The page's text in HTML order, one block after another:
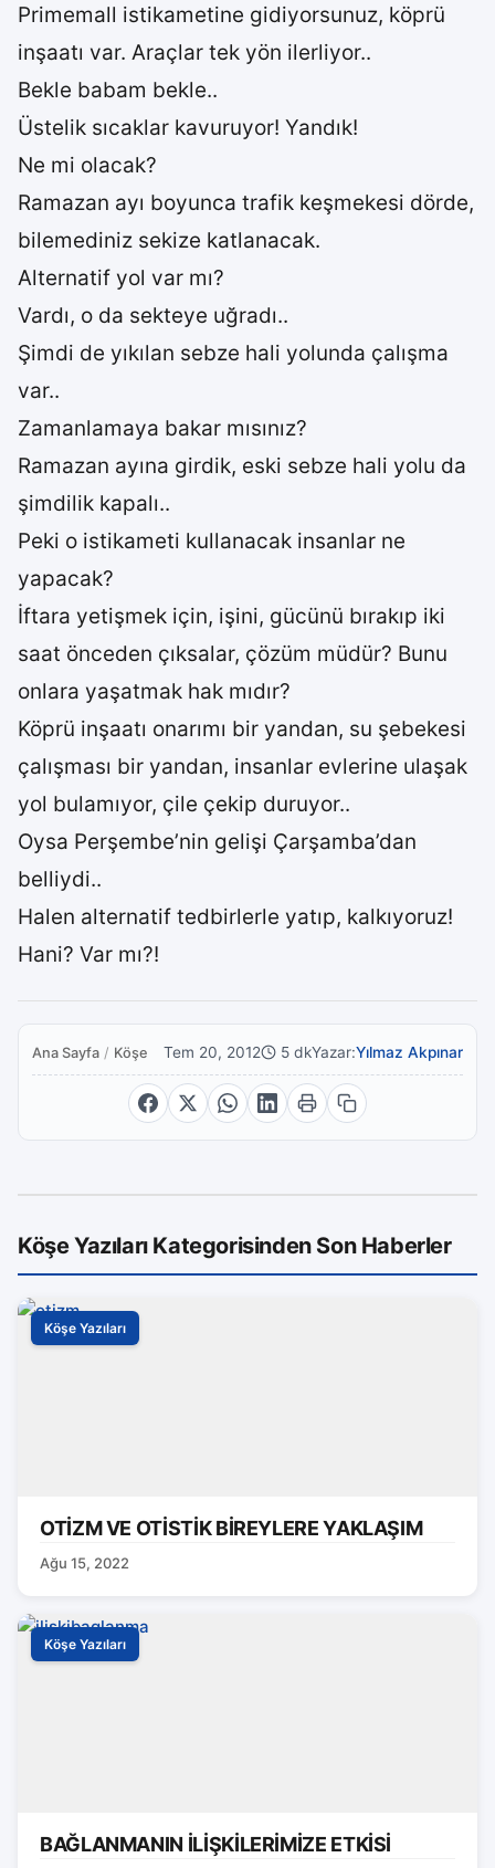
Primemall istikametine gidiyorsunuz, köprü
inşaatı var. Araçlar tek yön ilerliyor..
Bekle babam bekle..
Üstelik sıcaklar kavuruyor! Yandık!
Ne mi olacak?
Ramazan ayı boyunca trafik keşmekesi dörde,
bilemediniz sekize katlanacak.
Alternatif yol var mı?
Vardı, o da sekteye uğradı..
Şimdi de yıkılan sebze hali yolunda çalışma
var..
Zamanlamaya bakar mısınız?
Ramazan ayına girdik, eski sebze hali yolu da
şimdilik kapalı..
Peki o istikameti kullanacak insanlar ne
yapacak?
İftara yetişmek için, işini, gücünü bırakıp iki
saat önceden çıksalar, çözüm müdür? Bunu
onlara yaşatmak hak mıdır?
Köprü inşaatı onarımı bir yandan, su şebekesi
çalışması bir yandan, insanlar evlerine ulaşak
yol bulamıyor, çile çekip duruyor..
Oysa Perşembe’nin gelişi Çarşamba’dan
belliydi..
Halen alternatif tedbirlerle yatıp, kalkıyoruz!
Hani? Var mı?!
Ana Sayfa / Köşe YazılarıTem 20, 2012 5 dkYazar:Yılmaz Akpınar
Köşe Yazıları Kategorisinden Son Haberler
Köşe Yazıları
OTİZM VE OTİSTİK BİREYLERE YAKLAŞIM
Ağu 15, 2022
Köşe Yazıları
BAĞLANMANIN İLİŞKİLERİMİZE ETKİSİ